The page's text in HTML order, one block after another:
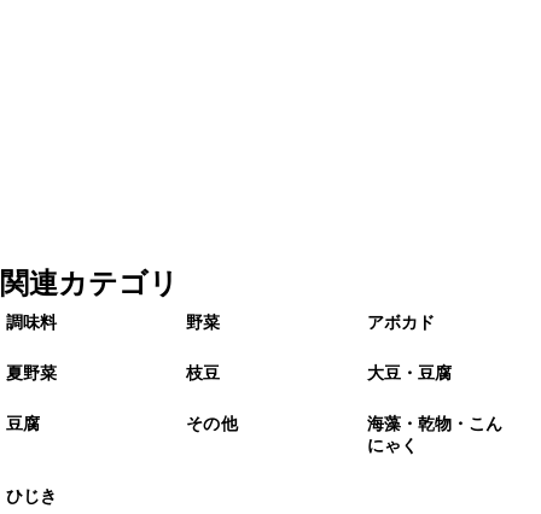
関連カテゴリ
調味料 野菜 アボカド
夏野菜 枝豆 大豆・豆腐
豆腐 その他
海藻・乾物・こん
にゃく
ひじき